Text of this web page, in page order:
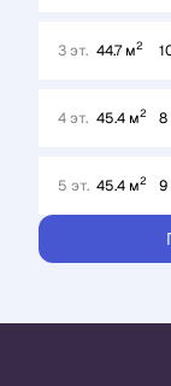
3 эт. 44.7 м2
4 эт. 45.4 м2 8
5 эт. 45.4 м2 9